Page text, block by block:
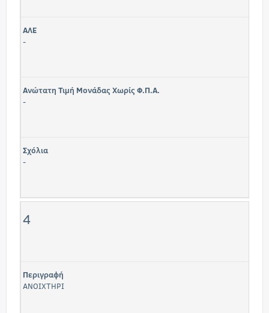
ΑΛΕ
-
Ανώτατη Τιμή Μονάδας Χωρίς Φ.Π.Α.
-
Σχόλια
-
4
Περιγραφή
ΑΝΟΙΧΤΗΡΙ